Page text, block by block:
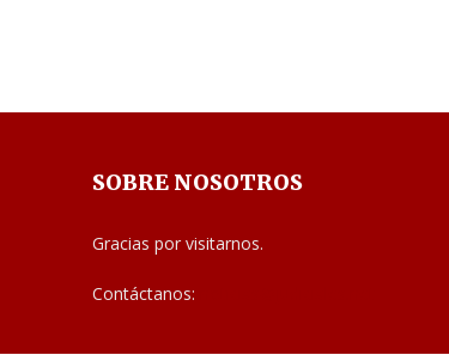
SOBRE NOSOTROS
Gracias por visitarnos.
Contáctanos: